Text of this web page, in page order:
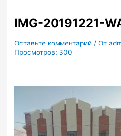
IMG-20191221-
Оставьте комментарий / От
Просмотров: 300